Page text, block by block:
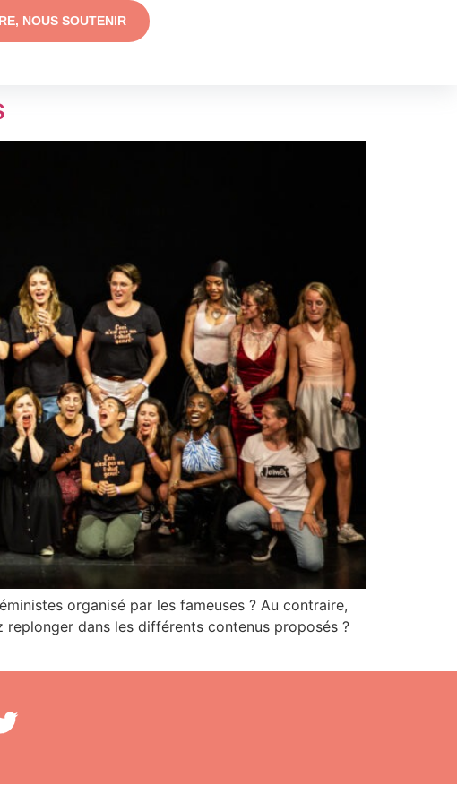
NOUS SOUTENIR
organisé par les fameuses ? Au contraire,
replonger dans les différents contenus proposés ?